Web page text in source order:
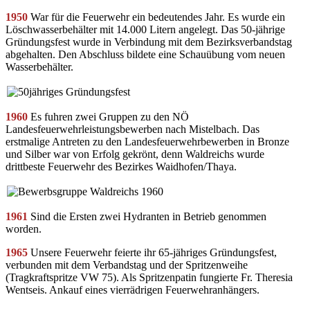
1950 War für die Feuerwehr ein bedeutendes Jahr. Es wurde ein
Löschwasserbehälter mit 14.000 Litern angelegt. Das 50-jährige
Gründungsfest wurde in Verbindung mit dem Bezirksverbandstag
abgehalten. Den Abschluss bildete eine Schauübung vom neuen
Wasserbehälter.
1960 Es fuhren zwei Gruppen zu den NÖ
Landesfeuerwehrleistungsbewerben nach Mistelbach. Das
erstmalige Antreten zu den Landesfeuerwehrbewerben in Bronze
und Silber war von Erfolg gekrönt, denn Waldreichs wurde
drittbeste Feuerwehr des Bezirkes Waidhofen/Thaya.
1961 Sind die Ersten zwei Hydranten in Betrieb genommen
worden.
1965 Unsere Feuerwehr feierte ihr 65-jähriges Gründungsfest,
verbunden mit dem Verbandstag und der Spritzenweihe
(Tragkraftspritze VW 75). Als Spritzenpatin fungierte Fr. Theresia
Wentseis. Ankauf eines vierrädrigen Feuerwehranhängers.